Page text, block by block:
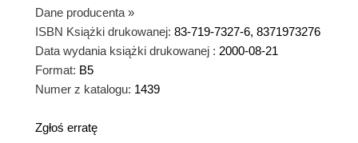
Dane producenta »
ISBN Książki drukowanej: 83-719-7327-6, 8371973276
Data wydania książki drukowanej : 2000-08-21
Format: B5
Numer z katalogu: 1439
Zgłoś erratę